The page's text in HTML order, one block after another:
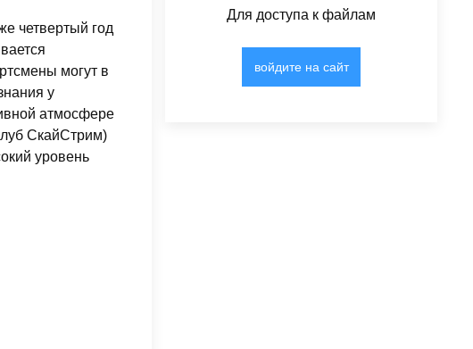
четвертый год
могут в
у
атмосфере
СкайСтрим)
уровень
Для доступа к файлам
войдите на сайт